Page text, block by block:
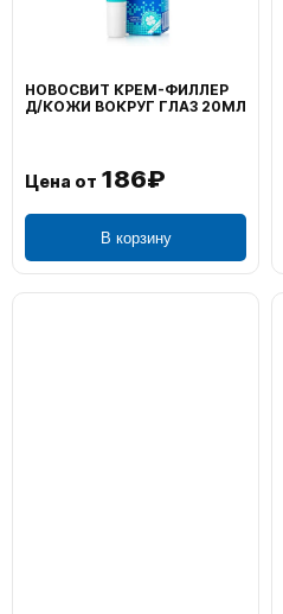
НОВОСВИТ КРЕМ-ФИЛЛЕР
Д/КОЖИ ВОКРУГ ГЛАЗ 20МЛ
Цена от 186₽
В корзину